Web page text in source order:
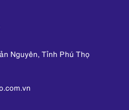
Nguyên, Tỉnh Phú Thọ